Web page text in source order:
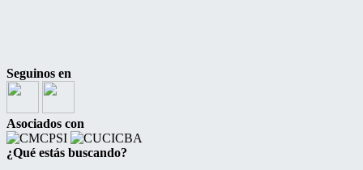
Seguinos en
Asociados con
¿Qué estás buscando?